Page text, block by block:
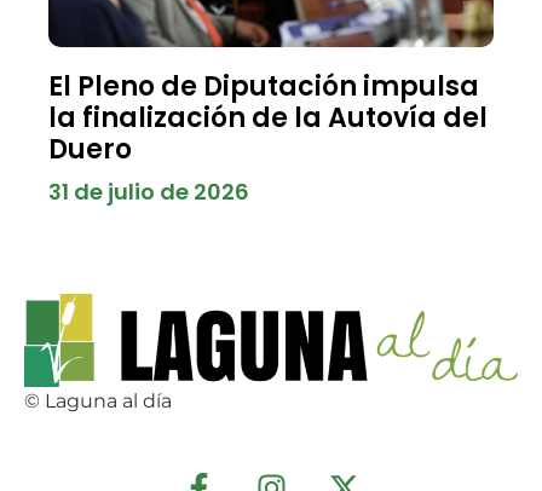
El Pleno de Diputación impulsa
la finalización de la Autovía del
Duero
31 de julio de 2026
© Laguna al día